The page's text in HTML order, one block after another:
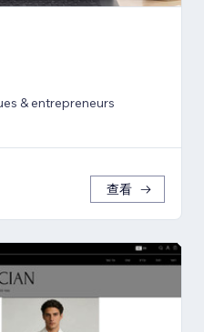
& entrepreneurs
查看